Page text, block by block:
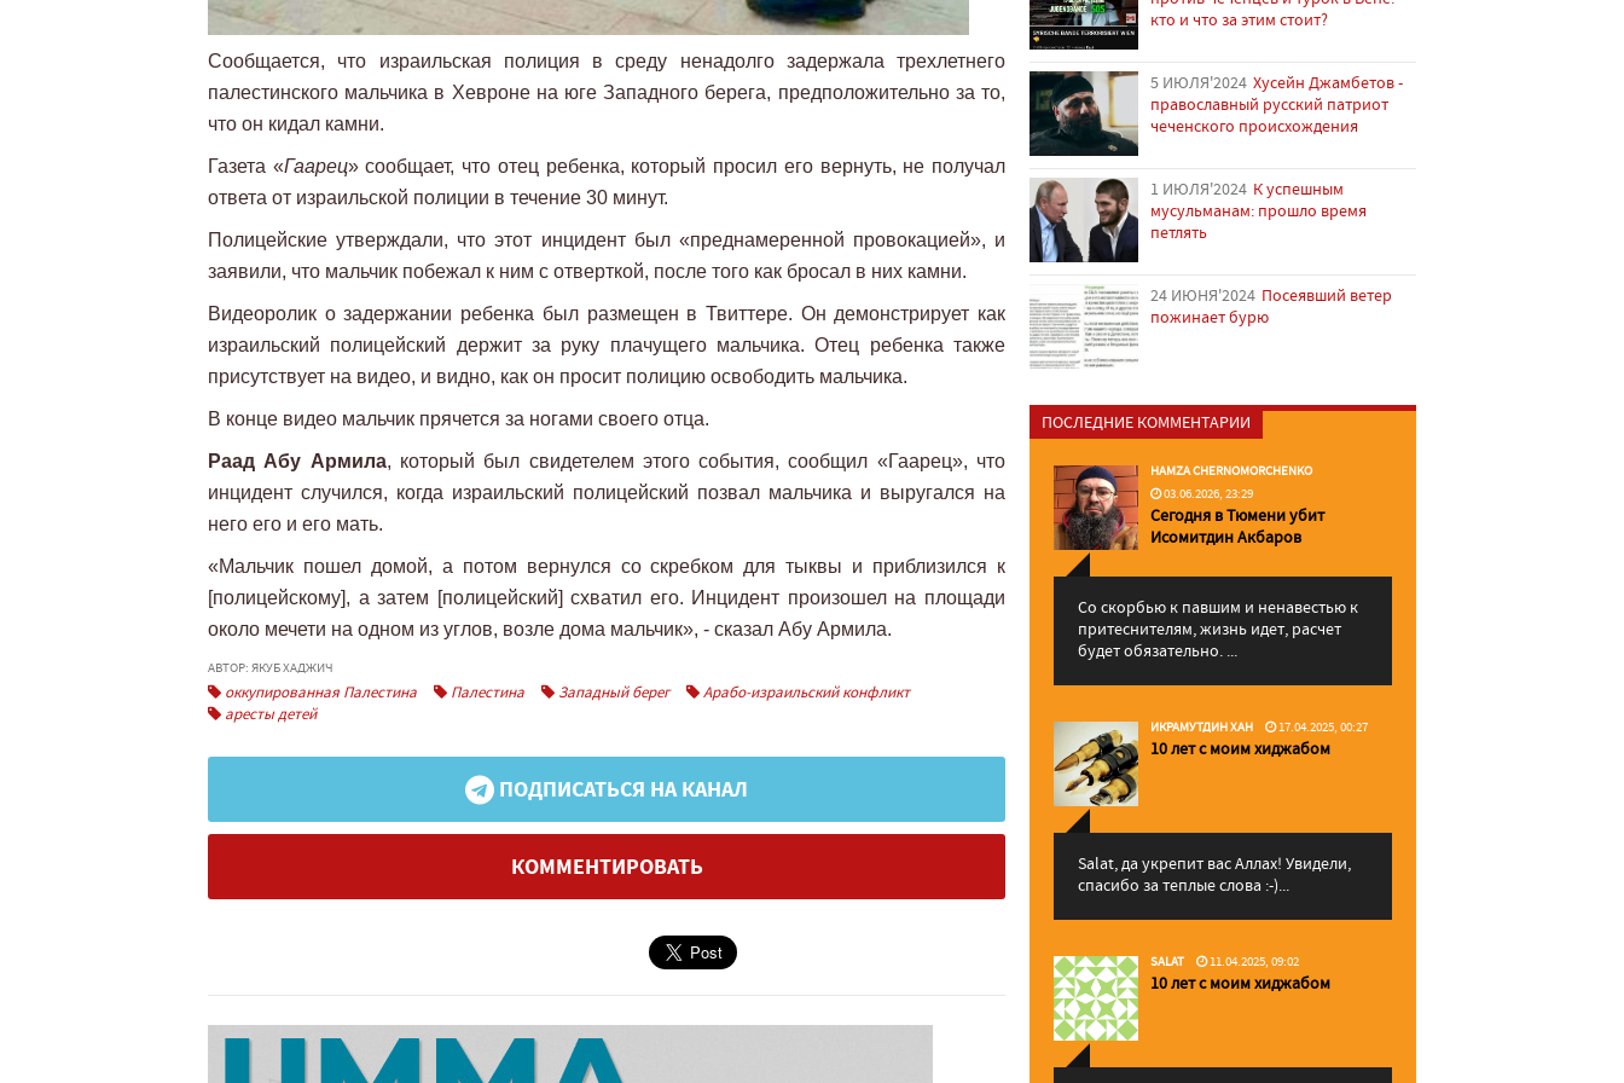
Сообщается, что израильская полиция в среду ненадолго задержала трехлетнего
палестинского мальчика в Хевроне на юге Западного берега, предположительно за то,
что он кидал камни.
Газета «Гаарец» сообщает, что отец ребенка, который просил его вернуть, не получал
ответа от израильской полиции в течение 30 минут.
Полицейские утверждали, что этот инцидент был «преднамеренной провокацией», и
заявили, что мальчик побежал к ним с отверткой, после того как бросал в них камни.
Видеоролик о задержании ребенка был размещен в Твиттере. Он демонстрирует как
израильский полицейский держит за руку плачущего мальчика. Отец ребенка также
присутствует на видео, и видно, как он просит полицию освободить мальчика.
В конце видео мальчик прячется за ногами своего отца.
Раад Абу Армила, который был свидетелем этого события, сообщил «Гаарец», что
инцидент случился, когда израильский полицейский позвал мальчика и выругался на
него его и его мать.
«Мальчик пошел домой, а потом вернулся со скребком для тыквы и приблизился к
[полицейскому], а затем [полицейский] схватил его. Инцидент произошел на площади
около мечети на одном из углов, возле дома мальчик», - сказал Абу Армила.
АВТОР: ЯКУБ ХАДЖИЧ
оккупированная Палестина Палестина Западный берег
Арабо-израильский конфликт
аресты детей
ПОДПИСАТЬСЯ НА КАНАЛ
КОММЕНТИРОВАТЬ
кто и что за этим стоит?
5 ИЮЛЯ'2024 Хусейн Джамбетов -
православный русский патриот
чеченского происхождения
1 ИЮЛЯ'2024 К успешным
мусульманам: прошло время
петлять
24 ИЮНЯ'2024 Посеявший ветер
пожинает бурю
ПОСЛЕДНИЕ КОММЕНТАРИИ
HAMZA CHERNOMORCHENKO
03.06.2026, 23:29
Сегодня в Тюмени убит
Исомитдин Акбаров
Со скорбью к павшим и ненавестью к
притеснителям, жизнь идет, расчет
будет обязательно. ...
ИКРАМУТДИН ХАН 17.04.2025, 00:27
10 лет с моим хиджабом
Salat, да укрепит вас Аллаx! Увидели,
спасибо за теплые слова :-)...
SALAT 11.04.2025, 09:02
10 лет с моим хиджабом